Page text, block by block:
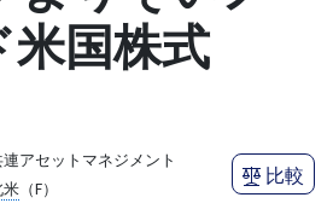
米国株式
アセットマネジメント
（F）
比較